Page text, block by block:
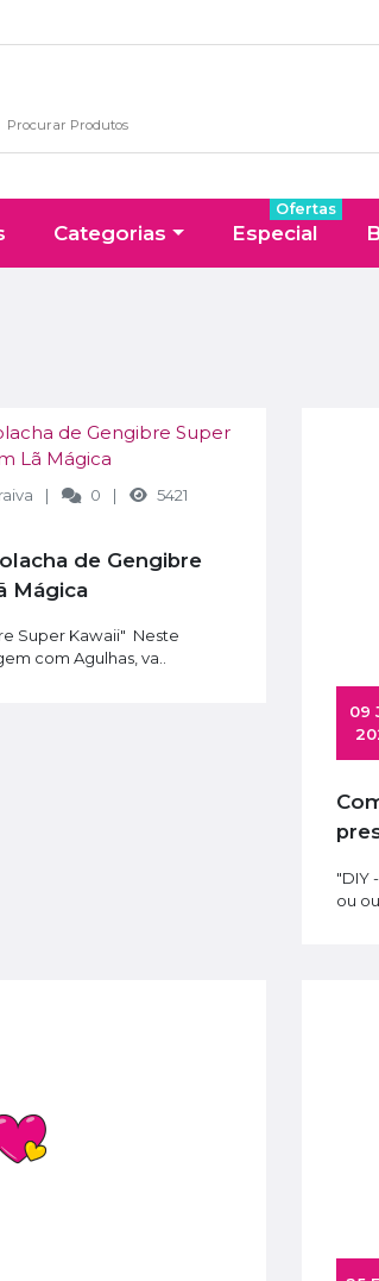
Categorias Especial
Ofertas
0 5421
Mágica
Super Kawaii" Neste
com Agulhas, va..
Como fazer um manto, para o teu
"DIY
ou